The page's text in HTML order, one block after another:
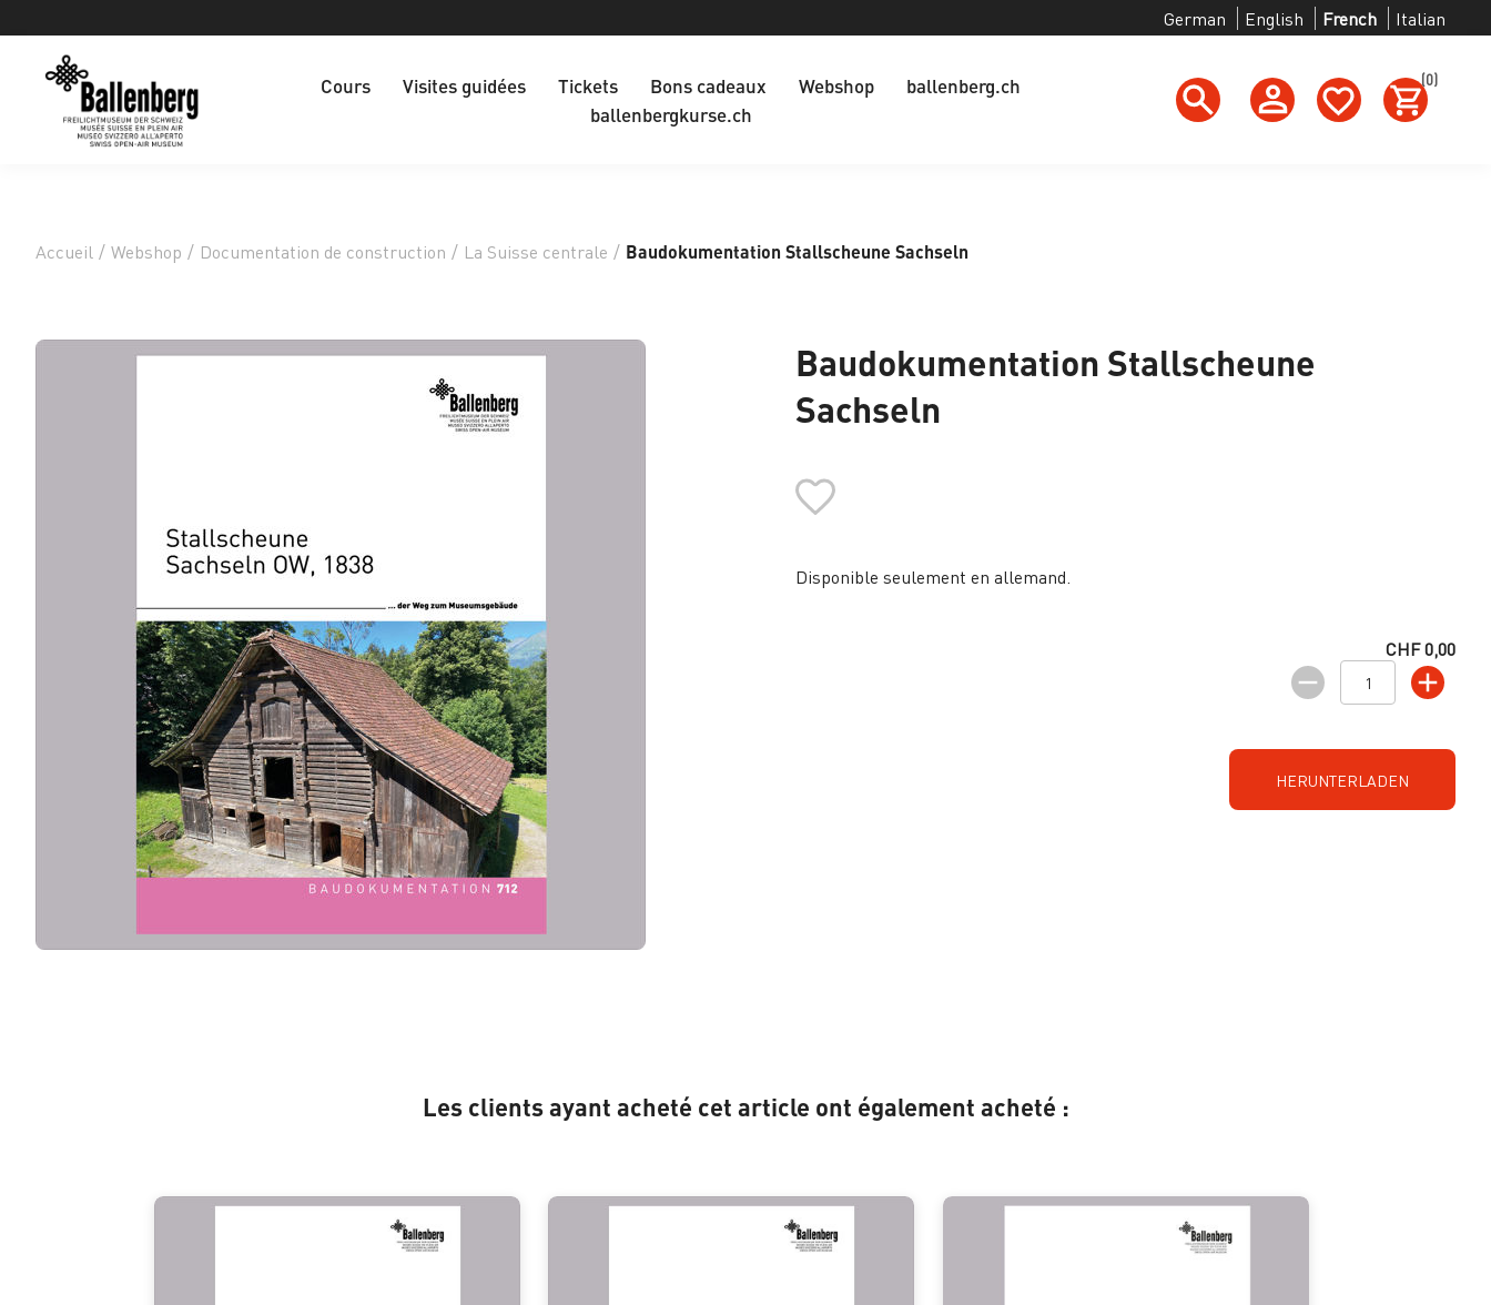
German English French Italian
Cours Visites guidées Tickets Bons cadeaux Webshop
ballenberg.ch
ballenbergkurse.ch
(0)
Accueil / Webshop / Documentation de construction / La Suisse centrale / Baudokumentation Stallscheune Sachseln
Baudokumentation Stallscheune
Sachseln
Disponible seulement en allemand.
CHF 0,00
HERUNTERLADEN
Les clients ayant acheté cet article ont également acheté :